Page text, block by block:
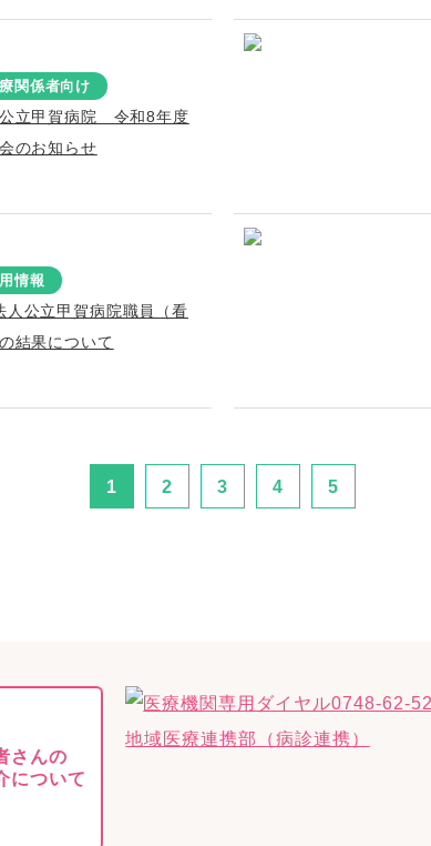
関係者向け
立甲賀病院 令和8年度
のお知らせ
情報
人公立甲賀病院職員（看
結果について
1 2 3 4 5
さんの
について